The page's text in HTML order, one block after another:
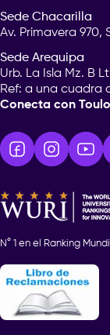
Sede Chacarilla
Av. Primavera 970,
Sede Arequipa
Urb. La Isla Mz. B
Ref: a una cuadra
Conecta con
N° 1 en el Ranking